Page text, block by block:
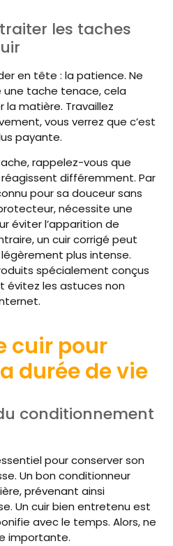
les taches
en tête : la patience. Ne
tache tenace, cela
la matière. Travaillez
vous verrez que c’est
payante.
rappelez-vous que
différemment. Par
pour sa douceur sans
nécessite une
éviter l’apparition de
un cuir corrigé peut
plus intense.
spécialement conçus
évitez les astuces non
cuir pour
durée de vie
conditionnement
pour conserver son
Un bon conditionneur
prévenant ainsi
Un cuir bien entretenu est
avec le temps. Alors, ne
importante.